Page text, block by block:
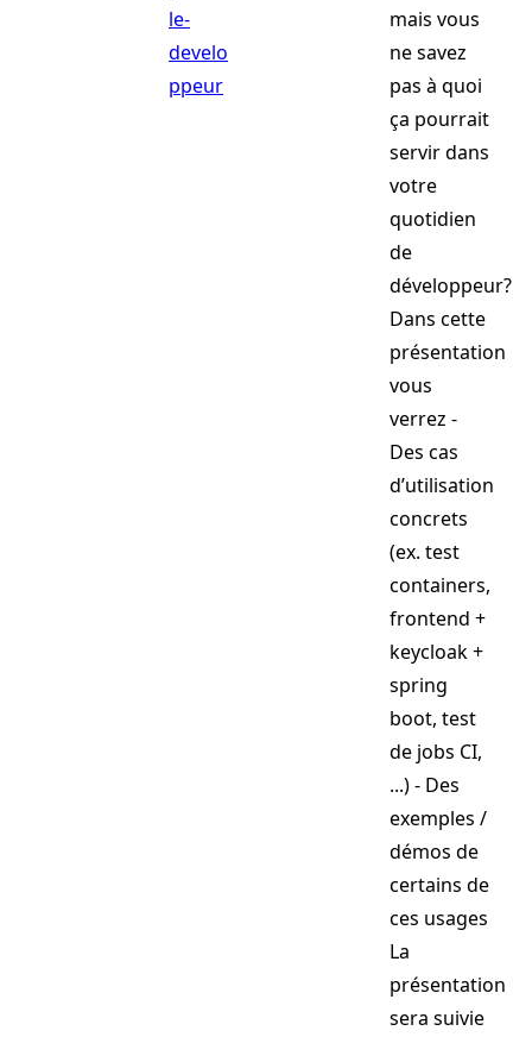
le-
develo
ppeur
mais vous
ne savez
pas à quoi
ça pourrait
servir dans
votre
quotidien
de
développeur?
Dans cette
présentation
vous
verrez -
Des cas
d’utilisation
concrets
(ex. test
containers,
frontend +
keycloak +
spring
boot, test
de jobs CI,
...) - Des
exemples /
démos de
certains de
ces usages
La
présentation
sera suivie